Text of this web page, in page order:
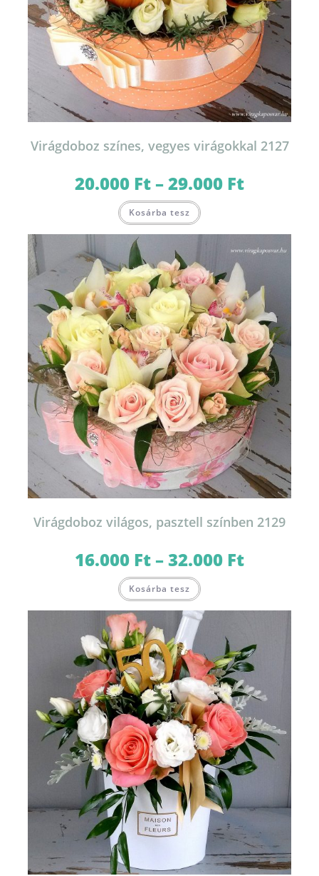
Virágdoboz színes, vegyes virágokkal 2127
20.000 Ft–29.000 Ft20.000 Ft
Kosárba tesz a
több
variációja
A
változatok
a
termékoldalon
választhatók
ki
Virágdoboz világos, pasztell színben 2129
16.000 Ft–32.000 Ft16.000 Ft
Kosárba tesz a
több
variációja
változatok
a
termékoldalon
választhatók
ki